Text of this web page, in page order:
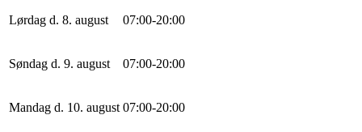
Lørdag d. 8. august 07:00-20:00
Søndag d. 9. august 07:00-20:00
Mandag d. 10. august 07:00-20:00